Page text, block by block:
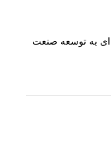
به توسعه صنعت